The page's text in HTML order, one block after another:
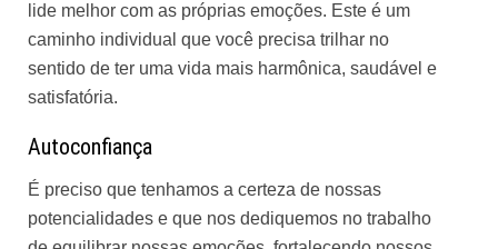
lide melhor com as próprias emoções. Este é um
caminho individual que você precisa trilhar no
sentido de ter uma vida mais harmônica, saudável e
satisfatória.
Autoconfiança
É preciso que tenhamos a certeza de nossas
potencialidades e que nos dediquemos no trabalho